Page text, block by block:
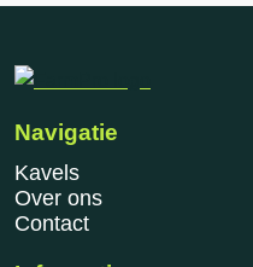
Navigatie
Kavels
Over ons
Contact